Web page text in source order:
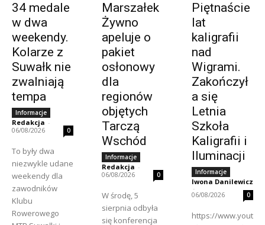
34 medale
w dwa
weekendy.
Kolarze z
Suwałk nie
zwalniają
tempa
Informacje
Redakcja -
06/08/2026
0
To były dwa
niezwykle udane
weekendy dla
zawodników
Klubu
Rowerowego
Marszałek
Żywno
apeluje o
pakiet
osłonowy
dla
regionów
objętych
Tarczą
Wschód
Informacje
Redakcja -
06/08/2026
0
W środę, 5
sierpnia odbyła
się konferencja
Piętnaście
lat
kaligrafii
nad
Wigrami.
Zakończył
a się
Letnia
Szkoła
Kaligrafii i
Iluminacji
Informacje
Iwona Danilewicz
-
06/08/2026 0
https://www.yout